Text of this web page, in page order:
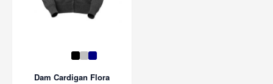
Dam Cardigan Flora